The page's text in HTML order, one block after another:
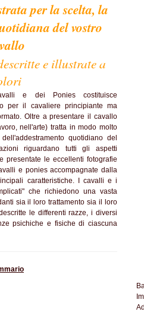
per la scelta, la
del vostro
e illustrate a
e dei Ponies costituisce
per il cavaliere principiante ma
Oltre a presentare il cavallo
nell'arte) tratta in modo molto
quotidiano del
riguardano tutti gli aspetti
presentate le eccellenti fotografie
e ponies accompagnate dalla
caratteristiche. I cavalli e i
che richiedono una vasta
sia il loro trattamento sia il loro
le differenti razze, i diversi
psichiche e fisiche di ciascuna